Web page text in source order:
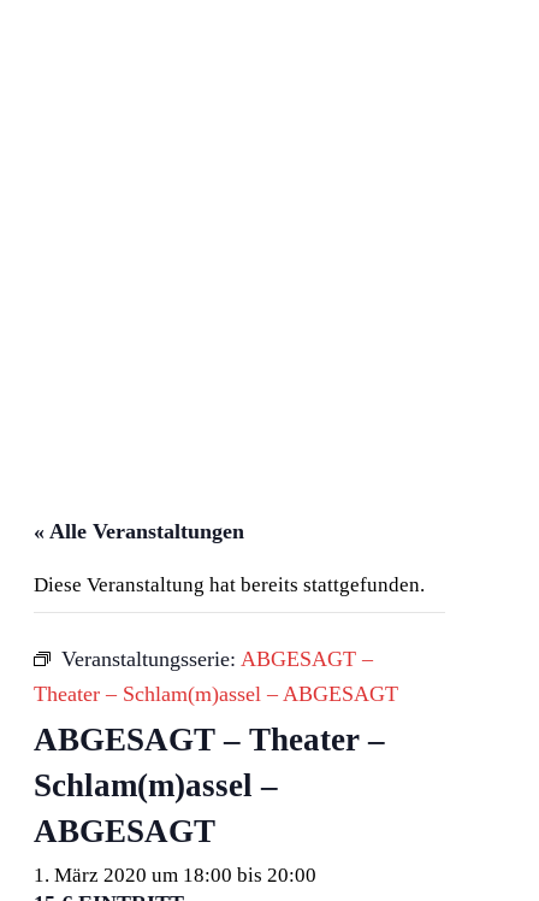
« Alle Veranstaltungen
Diese Veranstaltung hat bereits stattgefunden.
Veranstaltungsserie: ABGESAGT –
Theater – Schlam(m)assel – ABGESAGT
ABGESAGT – Theater –
Schlam(m)assel –
ABGESAGT
1. März 2020 um 18:00 bis 20:00